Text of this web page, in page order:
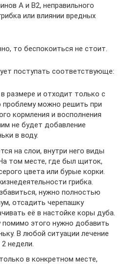
A и B2, неправильного
или влиянии вредных
то беспокоиться не стоит.
поступать соответствующе:
размере и отходит только с
проблему можно решить при
кормления и восполнения
не будет добавление
в воду.
на слои, внутри него виды
том месте, где был щиток,
цвета или бурые корки.
грибка.
нужно полностью
отсадить черепашку
её в настойке коры дуба.
этого нужно добавить
В любой ситуации лечение
недели.
в конкретном месте,